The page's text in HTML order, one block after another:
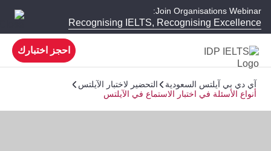
Join Organisations Webinar:
Recognising IELTS, Recognising Excellence
احجز اختبارك
آي دي بي آيلتس السعودية
التحضير لاختبار الآيلتس
أنواع الأسئلة في اختبار الاستماع في الآيلتس